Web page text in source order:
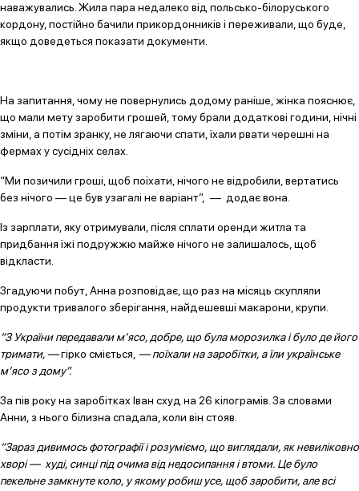
наважувались. Жила пара недалеко від польсько-білоруського
кордону, постійно бачили прикордонників і переживали, що буде,
якщо доведеться показати документи.
На запитання, чому не повернулись додому раніше, жінка пояснює,
що мали мету заробити грошей, тому брали додаткові години, нічні
зміни, а потім зранку, не лягаючи спати, їхали рвати черешні на
фермах у сусідніх селах.
“Ми позичили гроші, щоб поїхати, нічого не відробили, вертатись
без нічого — це був узагалі не варіант”, — додає вона.
Із зарплати, яку отримували, після сплати оренди житла та
придбання їжі подружжю майже нічого не залишалось, щоб
відкласти.
Згадуючи побут, Анна розповідає, що раз на місяць скупляли
продукти тривалого зберігання, найдешевші макарони, крупи.
“З України передавали м’ясо, добре, що була морозилка і було де його
тримати, —гірко сміється, — поїхали на заробітки, а їли українське
м’ясо з дому”.
За пів року на заробітках Іван схуд на 26 кілограмів. За словами
Анни, з нього білизна спадала, коли він стояв.
“Зараз дивимось фотографії і розуміємо, що виглядали, як невиліковно
хворі — худі, синці під очима від недосипання і втоми. Це було
пекельне замкнуте коло, у якому робиш усе, щоб заробити, але всі